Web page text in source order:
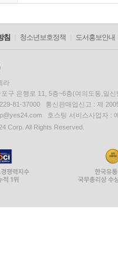
침 청소년보호정책 도서홍보안내
라
구 은행로 11, 5층~6층(여의도동,일신
81-37000 통신판매업신고 : 제
호스팅 서비스사업자 :
Corp. All Rights Reserved.